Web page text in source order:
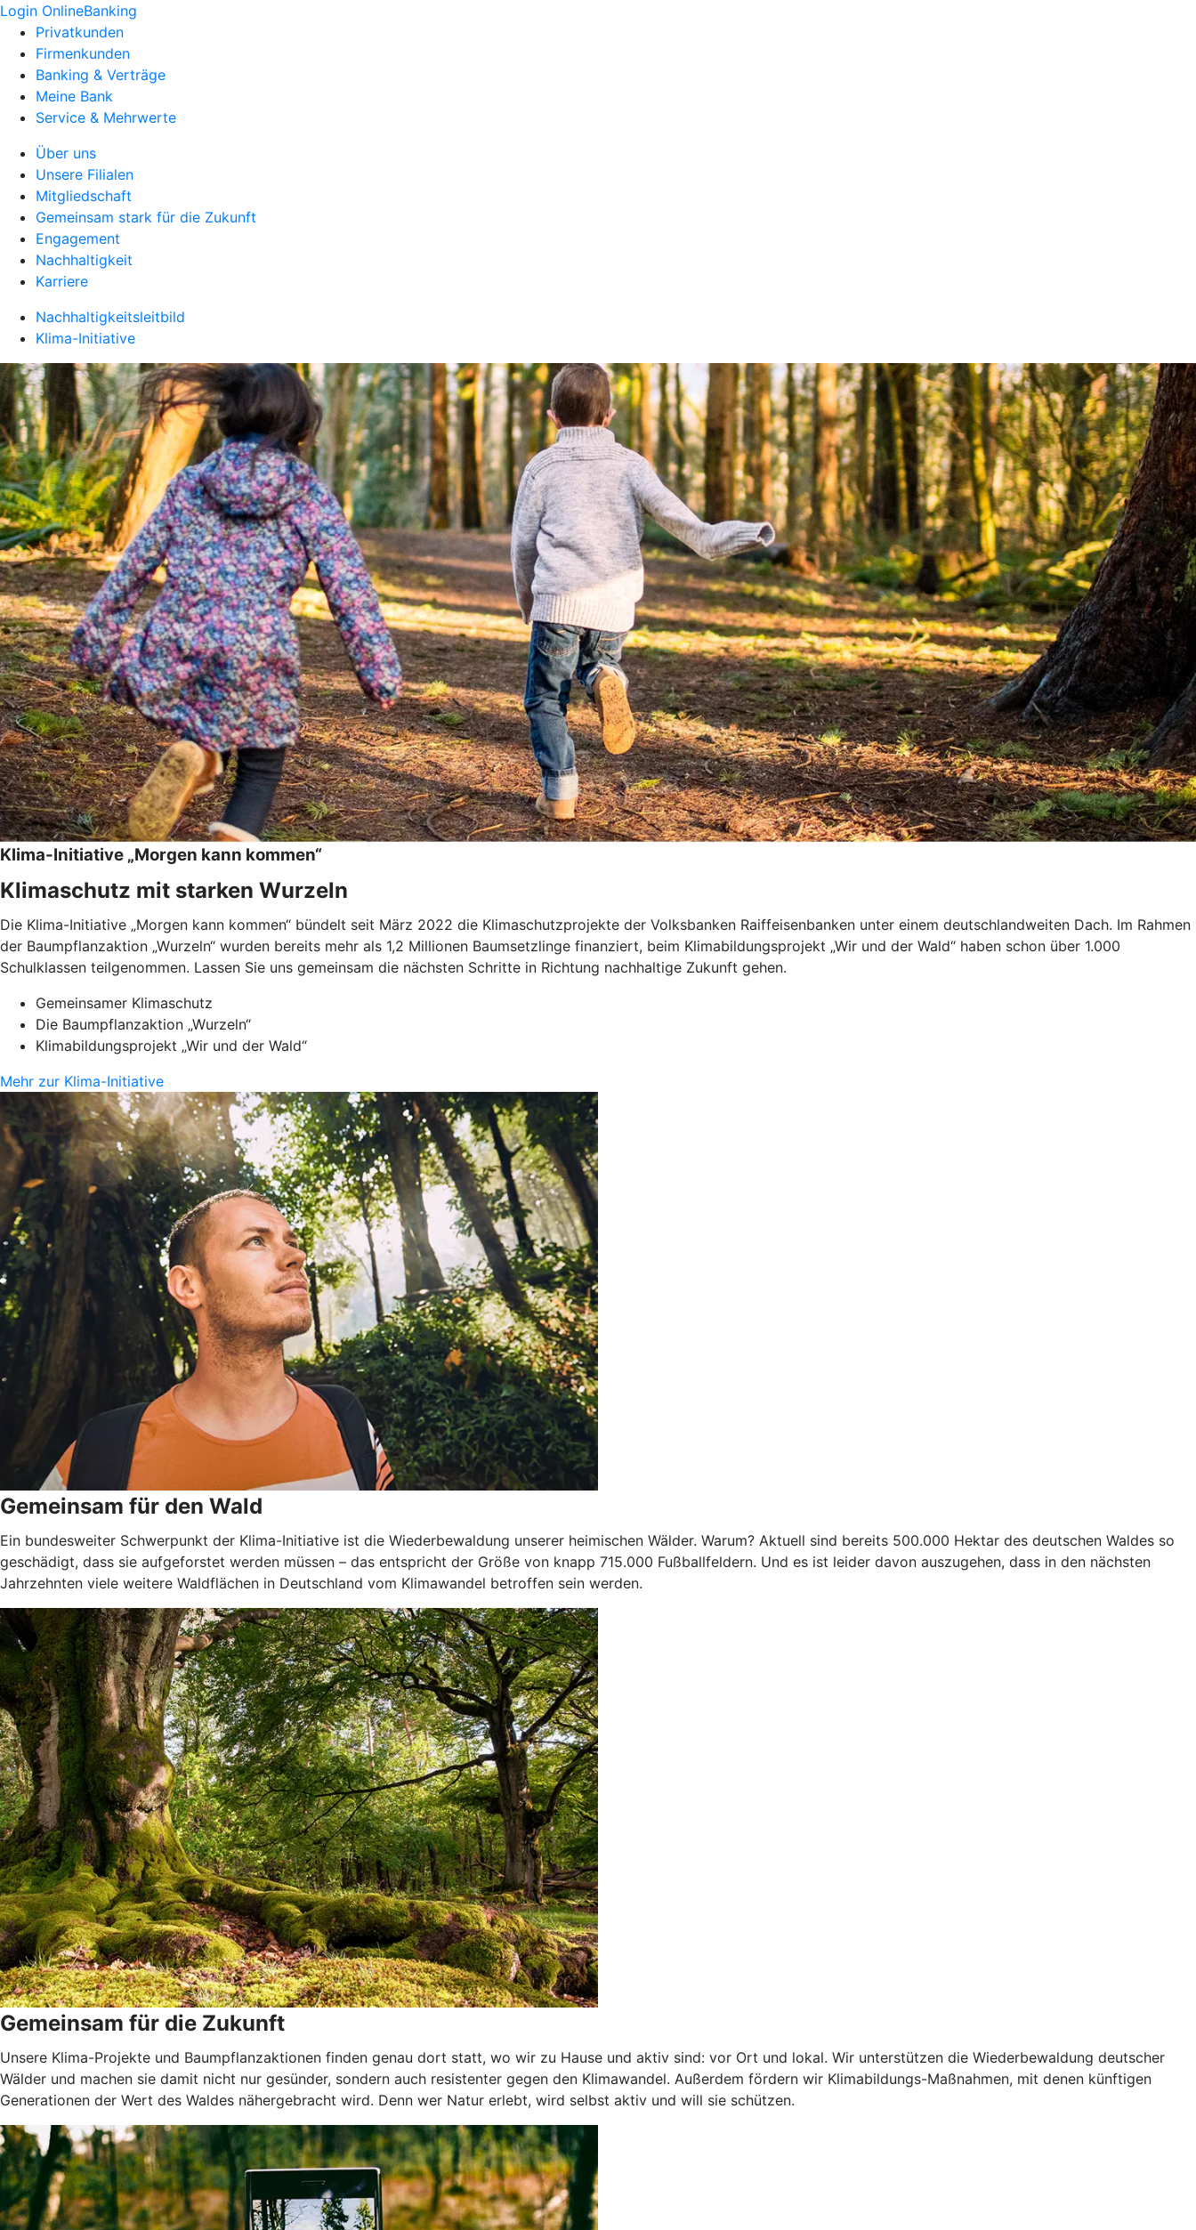
Login OnlineBanking
Privatkunden
Firmenkunden
Banking & Verträge
Meine Bank
Service & Mehrwerte
Über uns
Unsere Filialen
Mitgliedschaft
Gemeinsam stark für die Zukunft
Engagement
Nachhaltigkeit
Karriere
Nachhaltigkeitsleitbild
Klima-Initiative
Klima-Initiative „Morgen kann kommen“
Klimaschutz mit starken Wurzeln
Die Klima-Initiative „Morgen kann kommen“ bündelt seit März 2022 die Klimaschutzprojekte der Volksbanken Raiffeisenbanken unter einem deutschlandweiten Dach. Im Rahmen
der Baumpflanzaktion „Wurzeln“ wurden bereits mehr als 1,2 Millionen Baumsetzlinge finanziert, beim Klimabildungsprojekt „Wir und der Wald“ haben schon über 1.000
Schulklassen teilgenommen. Lassen Sie uns gemeinsam die nächsten Schritte in Richtung nachhaltige Zukunft gehen.
Gemeinsamer Klimaschutz
Die Baumpflanzaktion „Wurzeln“
Klimabildungsprojekt „Wir und der Wald“
Mehr zur Klima-Initiative
Gemeinsam für den Wald
Ein bundesweiter Schwerpunkt der Klima-Initiative ist die Wiederbewaldung unserer heimischen Wälder. Warum? Aktuell sind bereits 500.000 Hektar des deutschen Waldes so
geschädigt, dass sie aufgeforstet werden müssen – das entspricht der Größe von knapp 715.000 Fußballfeldern. Und es ist leider davon auszugehen, dass in den nächsten
Jahrzehnten viele weitere Waldflächen in Deutschland vom Klimawandel betroffen sein werden.
Gemeinsam für die Zukunft
Unsere Klima-Projekte und Baumpflanzaktionen finden genau dort statt, wo wir zu Hause und aktiv sind: vor Ort und lokal. Wir unterstützen die Wiederbewaldung deutscher
Wälder und machen sie damit nicht nur gesünder, sondern auch resistenter gegen den Klimawandel. Außerdem fördern wir Klimabildungs-Maßnahmen, mit denen künftigen
Generationen der Wert des Waldes nähergebracht wird. Denn wer Natur erlebt, wird selbst aktiv und will sie schützen.